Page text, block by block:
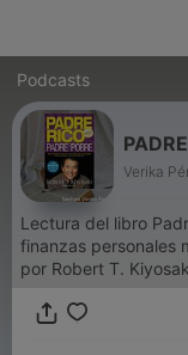
Podcasts
Verika
Lectura del libro
finanzas personales
por Robert T.